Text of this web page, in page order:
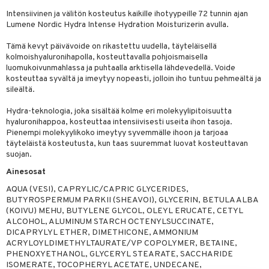
Intensiivinen ja välitön kosteutus kaikille ihotyypeille 72 tunnin ajan
Lumene Nordic Hydra Intense Hydration Moisturizerin avulla.
Tämä kevyt päivävoide on rikastettu uudella, täyteläisellä
kolmoishyaluronihapolla, kosteuttavalla pohjoismaisella
luomukoivunmahlassa ja puhtaalla arktisella lähdevedellä. Voide
kosteuttaa syvältä ja imeytyy nopeasti, jolloin iho tuntuu pehmeältä ja
sileältä.
Hydra-teknologia, joka sisältää kolme eri molekyylipitoisuutta
hyaluronihappoa, kosteuttaa intensiivisesti useita ihon tasoja.
Pienempi molekyylikoko imeytyy syvemmälle ihoon ja tarjoaa
täyteläistä kosteutusta, kun taas suuremmat luovat kosteuttavan
suojan.
Ainesosat
AQUA (VESI), CAPRYLIC/CAPRIC GLYCERIDES,
BUTYROSPERMUM PARKII (SHEAVOI), GLYCERIN, BETULA ALBA
(KOIVU) MEHU, BUTYLENE GLYCOL, OLEYL ERUCATE, CETYL
ALCOHOL, ALUMINUM STARCH OCTENYLSUCCINATE,
DICAPRYLYL ETHER, DIMETHICONE, AMMONIUM
ACRYLOYLDIMETHYLTAURATE/VP COPOLYMER, BETAINE,
PHENOXYETHANOL, GLYCERYL STEARATE, SACCHARIDE
ISOMERATE, TOCOPHERYL ACETATE, UNDECANE,
& Tarvikkeet
vuoto
poisto
Tamppoonit
& Lämpö
& Ovulointi
Vilustuminen & Kipu
Vahvuus
& 6
& Haavat
Imetys